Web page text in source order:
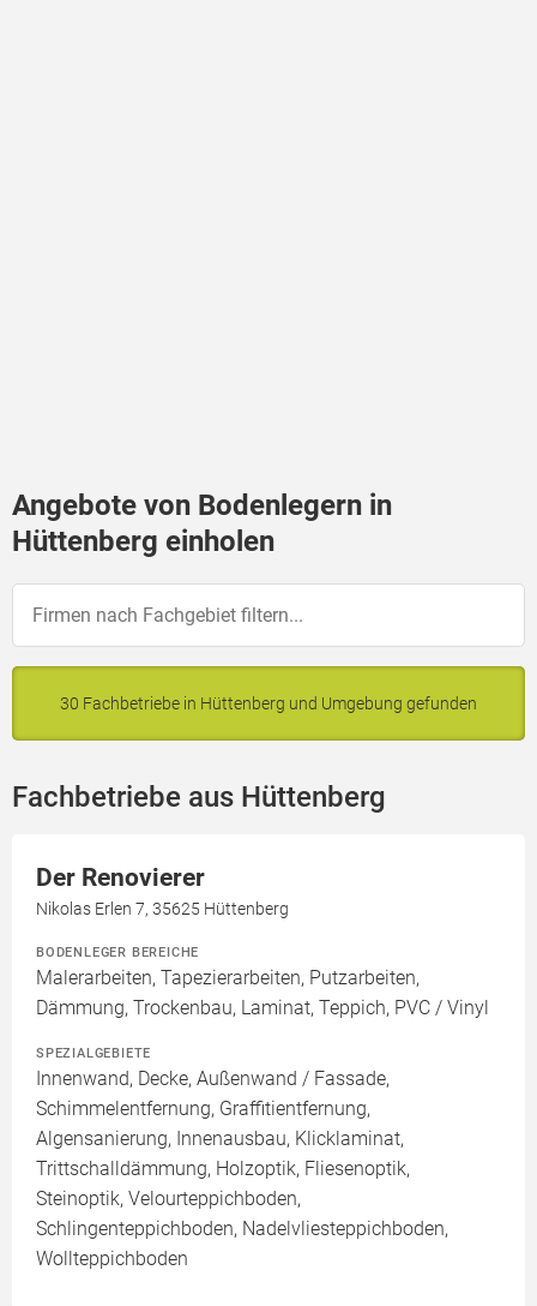
Angebote von Bodenlegern in
Hüttenberg einholen
30 Fachbetriebe in Hüttenberg und Umgebung gefunden
Fachbetriebe aus Hüttenberg
Der Renovierer
Nikolas Erlen 7, 35625 Hüttenberg
BODENLEGER BEREICHE
Malerarbeiten, Tapezierarbeiten, Putzarbeiten,
Dämmung, Trockenbau, Laminat, Teppich, PVC / Vinyl
SPEZIALGEBIETE
Innenwand, Decke, Außenwand / Fassade,
Schimmelentfernung, Graffitientfernung,
Algensanierung, Innenausbau, Klicklaminat,
Trittschalldämmung, Holzoptik, Fliesenoptik,
Steinoptik, Velourteppichboden,
Schlingenteppichboden, Nadelvliesteppichboden,
Wollteppichboden